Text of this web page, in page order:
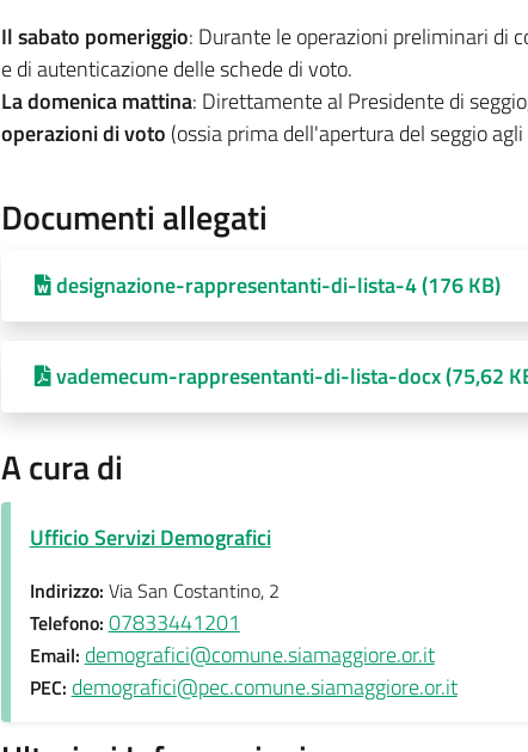
Il sabato pomeriggio: Durante le operazioni preliminari di
e di autenticazione delle schede di voto.
La domenica mattina: Direttamente al Presidente di
operazioni di voto (ossia prima dell'apertura del seggio
Documenti allegati
designazione-rappresentanti-di-lista-4 (176 KB)
vademecum-rappresentanti-di-lista-docx (75,62
A cura di
Ufficio Servizi Demografici
Indirizzo: Via San Costantino, 2
Telefono: 07833441201
Email: demografici@comune.siamaggiore.or.it
PEC: demografici@pec.comune.siamaggiore.or.it